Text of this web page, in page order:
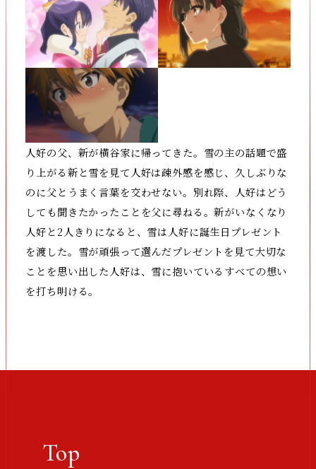
人好の父、新が横谷家に帰ってきた。雪の主の話題で盛
り上がる新と雪を見て人好は疎外感を感じ、久しぶりな
のに父とうまく言葉を交わせない。別れ際、人好はどう
しても聞きたかったことを父に尋ねる。新がいなくなり
人好と2人きりになると、雪は人好に誕生日プレゼント
を渡した。雪が頑張って選んだプレゼントを見て大切な
ことを思い出した人好は、雪に抱いているすべての想い
を打ち明ける。
Top